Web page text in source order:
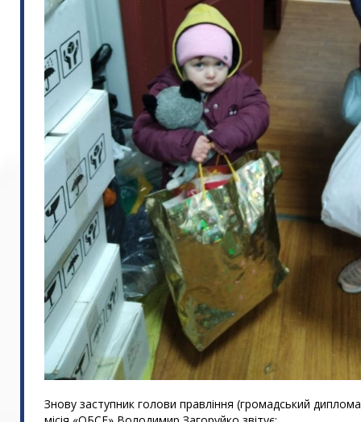
Знову заступник голови правління (громадський